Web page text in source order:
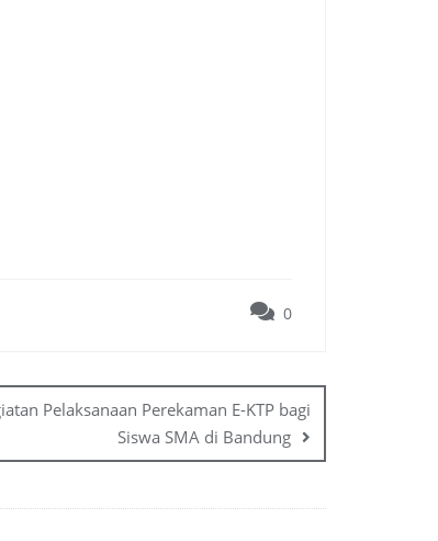
0
Pelaksanaan Perekaman E-KTP bagi
Siswa SMA di Bandung